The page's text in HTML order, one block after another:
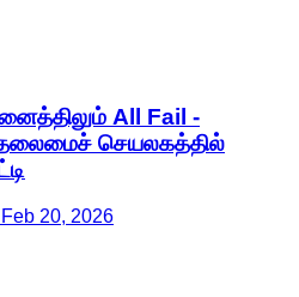
All Fail -
தலைமைச் செயலகத்தில்
20, 2026